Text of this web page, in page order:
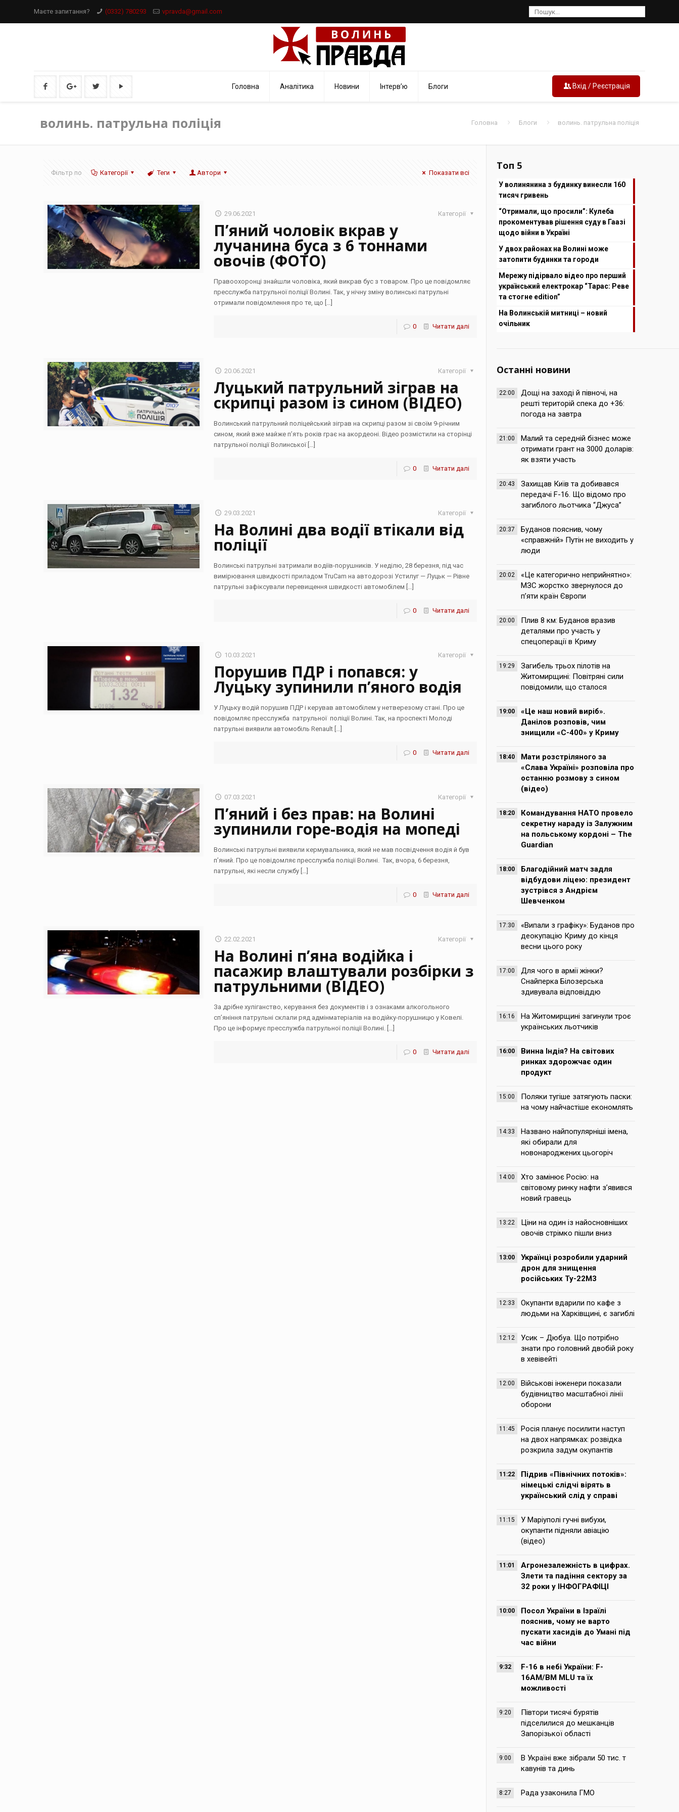
Маєте запитання? (0332) 780293 vpravda@gmail.com
Головна Аналітика Новини Інтерв’ю Блоги Вхід / Реєстрація
волинь. патрульна поліція Головна Блоги волинь. патрульна поліція
Фільтр по Категорії Теги Автори Показати всі
29.06.2021 Категорії
П’яний чоловік вкрав у
лучанина буса з 6 тоннами
овочів (ФОТО)
Правоохоронці знайшли чоловіка, який викрав бус з товаром. Про це повідомляє
пресслужба патрульної поліції Волині. Так, у нічну зміну волинські патрульні
отримали повідомлення про те, що […]
0 Читати далі
20.06.2021 Категорії
Луцький патрульний зіграв на
скрипці разом із сином (ВІДЕО)
Волинський патрульний поліцейський зіграв на скрипці разом зі своїм 9-річним
сином, який вже майже п’ять років грає на акордеоні. Відео розмістили на сторінці
патрульної поліції Волинської[…]
0 Читати далі
29.03.2021 Категорії
На Волині два водії втікали від
поліції
Волинські патрульні затримали водіїв-порушників. У неділю, 28 березня, під час
вимірювання швидкості приладом TruCam на автодорозі Устилуг — Луцьк — Рівне
патрульні зафіксували перевищення швидкості автомобілем […]
0 Читати далі
10.03.2021 Категорії
Порушив ПДР і попався: у
Луцьку зупинили п’яного водія
У Луцьку водій порушив ПДР і керував автомобілем у нетверезому стані. Про це
повідомляє пресслужба патрульної поліції Волині. Так, на проспекті Молоді
патрульні виявили автомобіль Renault […]
0 Читати далі
07.03.2021 Категорії
П’яний і без прав: на Волині
зупинили горе-водія на мопеді
Волинські патрульні виявили кермувальника, який не мав посвідчення водія й був
п’яний. Про це повідомляє пресслужба поліції Волині. Так, вчора, 6 березня,
патрульні, які несли службу […]
0 Читати далі
22.02.2021 Категорії
На Волині п’яна водійка і
пасажир влаштували розбірки з
патрульними (ВІДЕО)
За дрібне хуліганство, керування без документів і з ознаками алкогольного
сп’яніння патрульні склали ряд адмінматеріалів на водійку-порушницю у Ковелі.
Про це інформує пресслужба патрульної поліції Волині. […]
0 Читати далі
Топ 5
У волинянина з будинку винесли 160
тисяч гривень
“Отримали, що просили”: Кулеба
прокоментував рішення суду в Гаазі
щодо війни в Україні
У двох районах на Волині може
затопити будинки та городи
Мережу підірвало відео про перший
український електрокар “Тарас: Реве
та стогне edition”
На Волинській митниці – новий
очільник
Останні новини
22:00
Дощі на заході й півночі, на
решті територій спека до +36:
погода на завтра
21:00
Малий та середній бізнес може
отримати грант на 3000 доларів:
як взяти участь
20:43
Захищав Київ та добивався
передачі F-16. Що відомо про
загиблого льотчика “Джуса”
20:37
Буданов пояснив, чому
«справжній» Путін не виходить у
люди
20:02
«Це категорично неприйнятно»:
МЗС жорстко звернулося до
п’яти країн Європи
20:00
Плив 8 км: Буданов вразив
деталями про участь у
спецоперації в Криму
19:29
Загибель трьох пілотів на
Житомирщині: Повітряні сили
повідомили, що сталося
19:00
«Це наш новий виріб».
Данілов розповів, чим
знищили «С-400» у Криму
18:40
Мати розстріляного за
«Слава Україні» розповіла про
останню розмову з сином
(відео)
18:20
Командування НАТО провело
секретну нараду із Залужним
на польському кордоні – The
Guardian
18:00
Благодійний матч задля
відбудови ліцею: президент
зустрівся з Андрієм
Шевченком
17:30
«Випали з графіку»: Буданов про
деокупацію Криму до кінця
весни цього року
17:00
Для чого в армії жінки?
Снайперка Білозерська
здивувала відповіддю
16:16
На Житомирщині загинули троє
українських льотчиків
16:00
Винна Індія? На світових
ринках здорожчає один
продукт
15:00
Поляки тугіше затягують паски:
на чому найчастіше економлять
14:33
Названо найпопулярніші імена,
які обирали для
новонароджених цьогоріч
14:00
Хто замінює Росію: на
світовому ринку нафти з’явився
новий гравець
13:22
Ціни на один із найосновніших
овочів стрімко пішли вниз
13:00
Українці розробили ударний
дрон для знищення
російських Ту-22М3
12:33
Окупанти вдарили по кафе з
людьми на Харківщині, є загиблі
12:12
Усик – Дюбуа. Що потрібно
знати про головний двобій року
в хевівейті
12:00
Військові інженери показали
будівництво масштабної лінії
оборони
11:45
Росія планує посилити наступ
на двох напрямках: розвідка
розкрила задум окупантів
11:22
Підрив «Північних потоків»:
німецькі слідчі вірять в
український слід у справі
11:15
У Маріуполі гучні вибухи,
окупанти підняли авіацію
(відео)
11:01
Агронезалежність в цифрах.
Злети та падіння сектору за
32 роки у ІНФОГРАФІЦІ
10:00
Посол України в Ізраїлі
пояснив, чому не варто
пускати хасидів до Умані під
час війни
9:32
F-16 в небі України: F-
16AM/BM MLU та їх
можливості
9:20
Півтори тисячі бурятів
підселилися до мешканців
Запорізької області
9:00
В Україні вже зібрали 50 тис. т
кавунів та динь
8:27 Рада узаконила ГМО